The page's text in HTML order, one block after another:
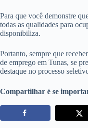
Para que você demonstre
todas as qualidades para
disponibiliza.
Portanto, sempre que
de emprego em Tunas, se
destaque no processo
Compartilhar é se